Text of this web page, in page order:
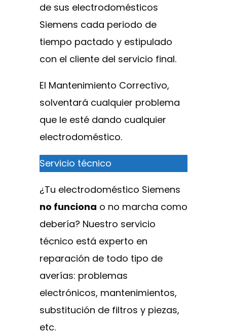
de sus electrodomésticos
Siemens cada periodo de
tiempo pactado y estipulado
con el cliente del servicio final.
El Mantenimiento Correctivo,
solventará cualquier problema
que le esté dando cualquier
electrodoméstico.
Servicio técnico
¿Tu electrodoméstico Siemens
no funciona o no marcha como
debería? Nuestro servicio
técnico está experto en
reparación de todo tipo de
averías: problemas
electrónicos, mantenimientos,
substitución de filtros y piezas,
etc.